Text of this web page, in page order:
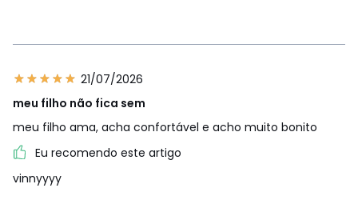
21/07/2026
meu filho não fica sem
meu filho ama, acha confortável e acho muito bonito
Eu recomendo este artigo
vinnyyyy